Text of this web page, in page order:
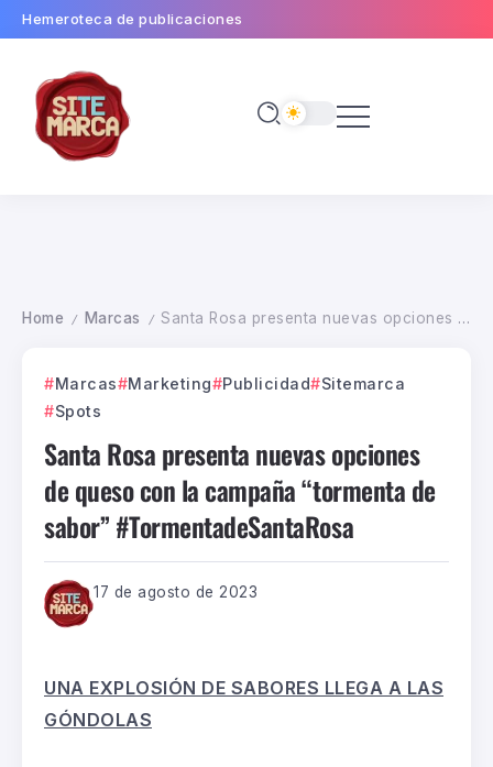
Hemeroteca de publicaciones
Home / Marcas / Santa Rosa presenta nuevas opciones de queso con la campaña “tormenta de sabor” #TormentadeSantaRosa
Marcas Marketing Publicidad
Sitemarca
Spots
Santa Rosa presenta nuevas opciones
de queso con la campaña “tormenta de
sabor” #TormentadeSantaRosa
17 de agosto de 2023
UNA EXPLOSIÓN DE SABORES LLEGA A LAS
GÓNDOLAS